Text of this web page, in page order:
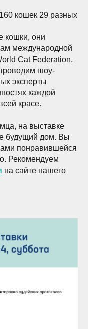
кошек 29 разных
кошки, они
международной
Cat Federation.
шоу-
эксперты
каждой
красе.
на выставке
будущий дом. Вы
понравившейся
Рекомендуем
на сайте нашего